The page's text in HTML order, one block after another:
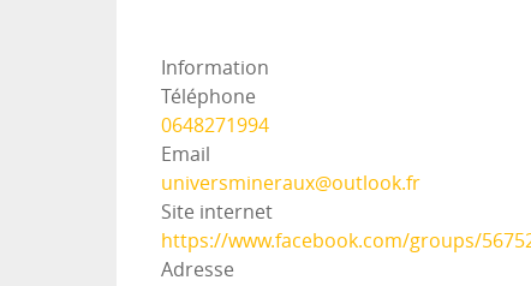
Information
Téléphone
0648271994
Email
universmineraux@outlook.fr
Site internet
https://www.facebook.com/groups/
Adresse